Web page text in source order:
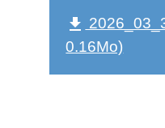
file_download
0.16Mo)